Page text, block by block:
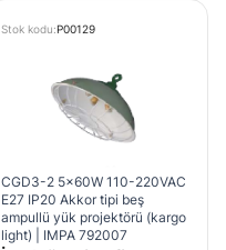
Stok kodu:P00129
CGD3-2 5x60W 110-220VAC
E27 IP20 Akkor tipi beş
ampullü yük projektörü (kargo
light) | IMPA 792007